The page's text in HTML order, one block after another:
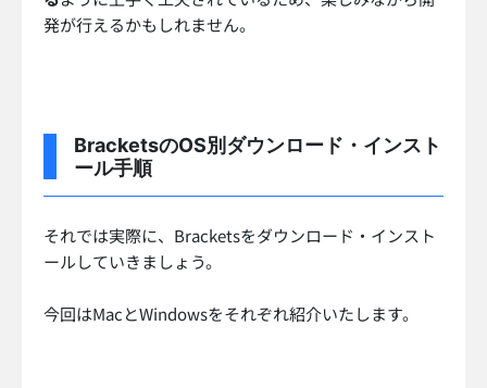
発が行えるかもしれません。
BracketsのOS別ダウンロード・インスト
ール手順
それでは実際に、Bracketsをダウンロード・インスト
ールしていきましょう。
今回はMacとWindowsをそれぞれ紹介いたします。